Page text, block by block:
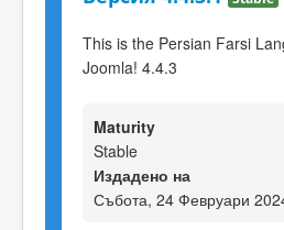
This is the Persian Farsi
Joomla! 4.4.3
Maturity
Stable
Издадено на
Събота, 24 Февруари